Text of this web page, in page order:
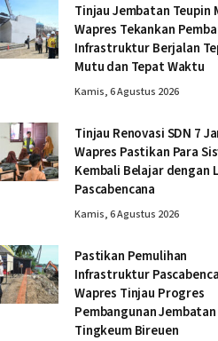
Tinjau Jembatan Teupin
Wapres Tekankan
Infrastruktur Berjalan
Mutu dan Tepat Waktu
Kamis, 6 Agustus 2026
Tinjau Renovasi SDN 7
Wapres Pastikan Para
Kembali Belajar dengan
Pascabencana
Kamis, 6 Agustus 2026
Pastikan Pemulihan
Infrastruktur
Wapres Tinjau Progres
Pembangunan
Tingkeum Bireuen